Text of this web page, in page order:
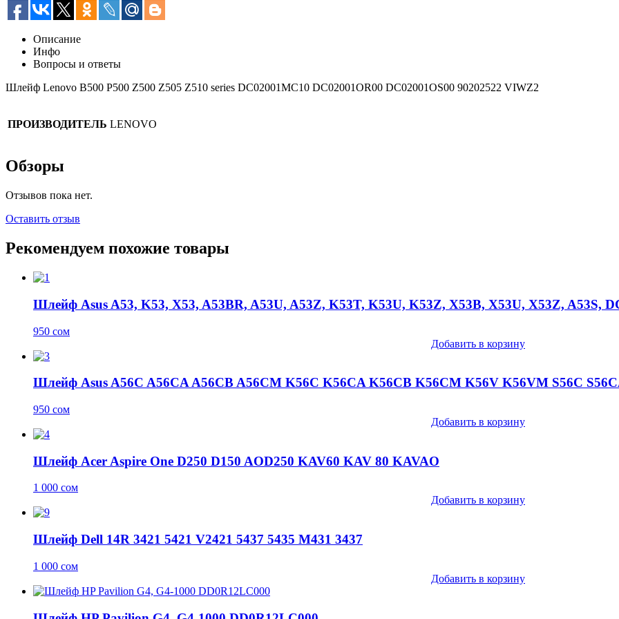
Описание
Инфо
Вопросы и ответы
Шлейф Lenovo B500 P500 Z500 Z505 Z510 series DC02001MC10 DC02001OR00 DC02001OS00 90202522 VIWZ2
ПРОИЗВОДИТЕЛЬ LENOVO
Обзоры
Отзывов пока нет.
Оставить отзыв
Рекомендуем похожие товары
Шлейф Asus A53, K53, X53, A53BR, A53U, A53Z, K53T, K53U, K53Z, X53B, X53U, X53Z, A53S,
950 сом
Добавить в корзину
Шлейф Asus A56C A56CA A56CB A56CM K56C K56CA K56CB K56CM K56V K56VM S56C
950 сом
Добавить в корзину
Шлейф Acer Aspire One D250 D150 AOD250 KAV60 KAV 80 KAVAO
1 000 сом
Добавить в корзину
Шлейф Dell 14R 3421 5421 V2421 5437 5435 M431 3437
1 000 сом
Добавить в корзину